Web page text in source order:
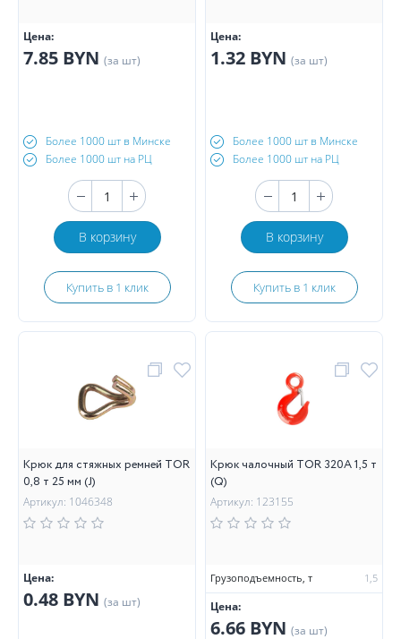
Цена:
7.85 BYN (за шт)
Более 1000 шт в Минске
Более 1000 шт на РЦ
В корзину
Купить в 1 клик
Цена:
1.32 BYN (за шт)
Более 1000 шт в Минске
Более 1000 шт на РЦ
В корзину
Купить в 1 клик
Крюк для стяжных ремней TOR
0,8 т 25 мм (J)
Артикул: 1046348
Цена:
0.48 BYN (за шт)
Крюк чалочный TOR 320А 1,5 т
(Q)
Артикул: 123155
Грузоподъемность, т 1,5
Цена:
6.66 BYN (за шт)